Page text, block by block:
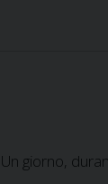
giorno,